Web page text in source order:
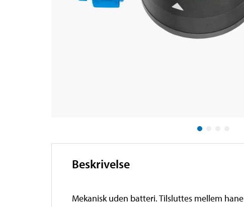
Beskrivelse
Mekanisk uden batteri. Tilsluttes mellem